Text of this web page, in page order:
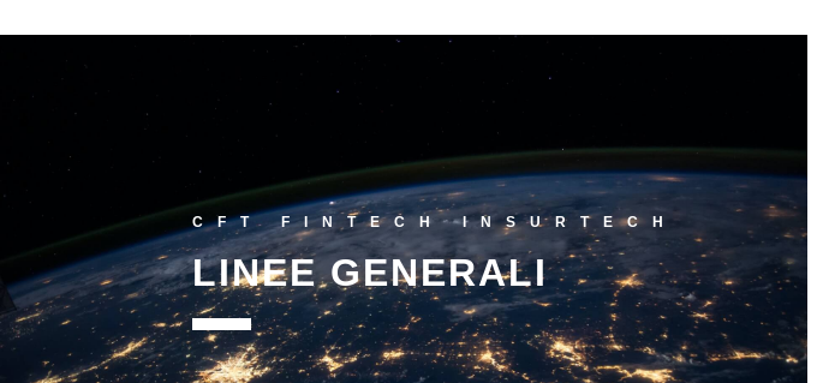
CFT FINTECH INSURTECH
LINEE GENERALI